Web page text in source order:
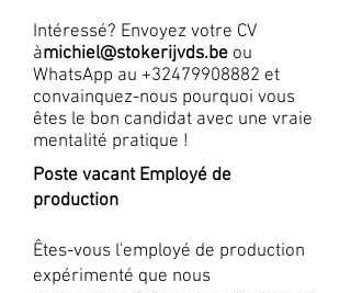
Intéressé? Envoyez votre CV
àmichiel@stokerijvds.be ou
WhatsApp au +32479908882 et
convainquez-nous pourquoi vous
êtes le bon candidat avec une vraie
mentalité pratique !
Poste vacant Employé de
production
Êtes-vous l'employé de production
expérimenté que nous